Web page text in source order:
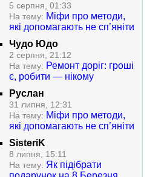
5 серпня, 01:33
На тему: Міфи про методи,
які допомагають не сп’яніти
Чудо Юдо
2 серпня, 21:12
На тему: Ремонт доріг: гроші
є, робити — нікому
Руслан
31 липня, 12:31
На тему: Міфи про методи,
які допомагають не сп’яніти
SisteriK
8 липня, 15:11
На тему: Як підібрати